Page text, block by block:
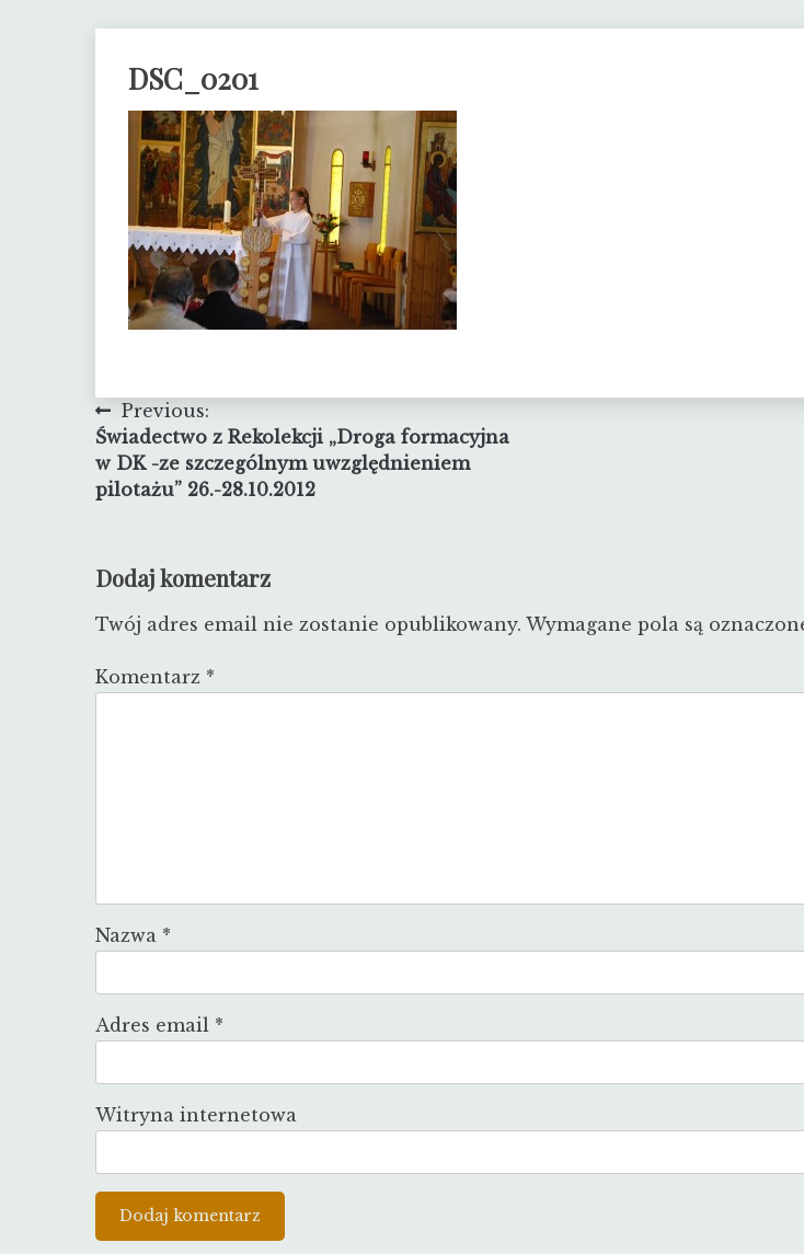
DSC_0201
Nawigacja
wpisu
Previous:
Świadectwo z Rekolekcji „Droga formacyjna
w DK -ze szczególnym uwzględnieniem
pilotażu” 26.-28.10.2012
Dodaj komentarz
Twój adres email nie zostanie opublikowany. Wymagane pola są
Komentarz *
Nazwa *
Adres email *
Witryna internetowa